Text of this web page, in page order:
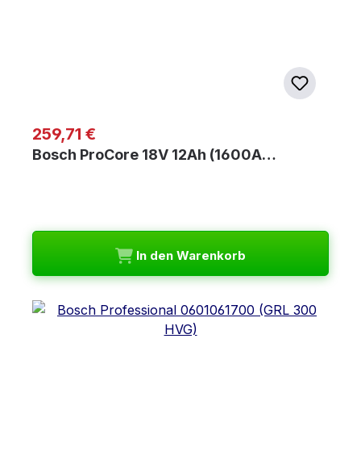
Regulärer Preis:
259,71 €
Bosch ProCore 18V 12Ah (1600A…
In den Warenkorb